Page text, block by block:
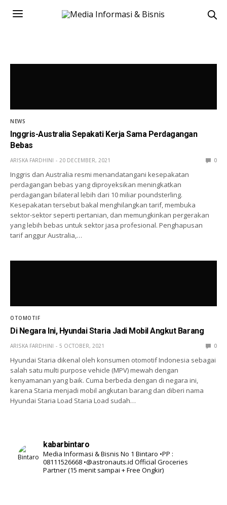
NEWS
Inggris-Australia Sepakati Kerja Sama Perdagangan
Bebas
ARISKA FARDHINI 20 DECEMBER, 2021 0
Inggris dan Australia resmi menandatangani kesepakatan
perdagangan bebas yang diproyeksikan meningkatkan
perdagangan bilateral lebih dari 10 miliar poundsterling.
Kesepakatan tersebut bakal menghilangkan tarif, membuka
sektor-sektor seperti pertanian, dan memungkinkan pergerakan
yang lebih bebas untuk sektor jasa profesional. Penghapusan
tarif anggur Australia,…
OTOMOTIF
Di Negara Ini, Hyundai Staria Jadi Mobil Angkut Barang
ARISKA FARDHINI 5 OCTOBER, 2021 0
Hyundai Staria dikenal oleh konsumen otomotif Indonesia sebagai
salah satu multi purpose vehicle (MPV) mewah dengan
kenyamanan yang baik. Cuma berbeda dengan di negara ini,
karena Staria menjadi mobil angkutan barang dan diberi nama
Hyundai Staria Load Staria Load sudah…
kabarbintaro
Media Informasi & Bisnis No 1 Bintaro •PP :
08111526668 •@astronauts.id Official Groceries
Partner(15 menit sampai + Free Ongkir)